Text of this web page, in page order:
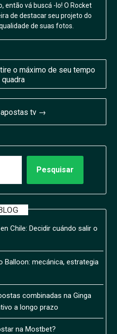
então vá buscá -lo! O Rocket
de destacar seu projeto do
de suas fotos.
o máximo de seu tempo
quadra
apostas tv →
Pesquisar
Chile: Decidir cuándo salir o
Balloon: mecánica, estrategia
combinadas na Ginga
a longo prazo
na Mostbet?